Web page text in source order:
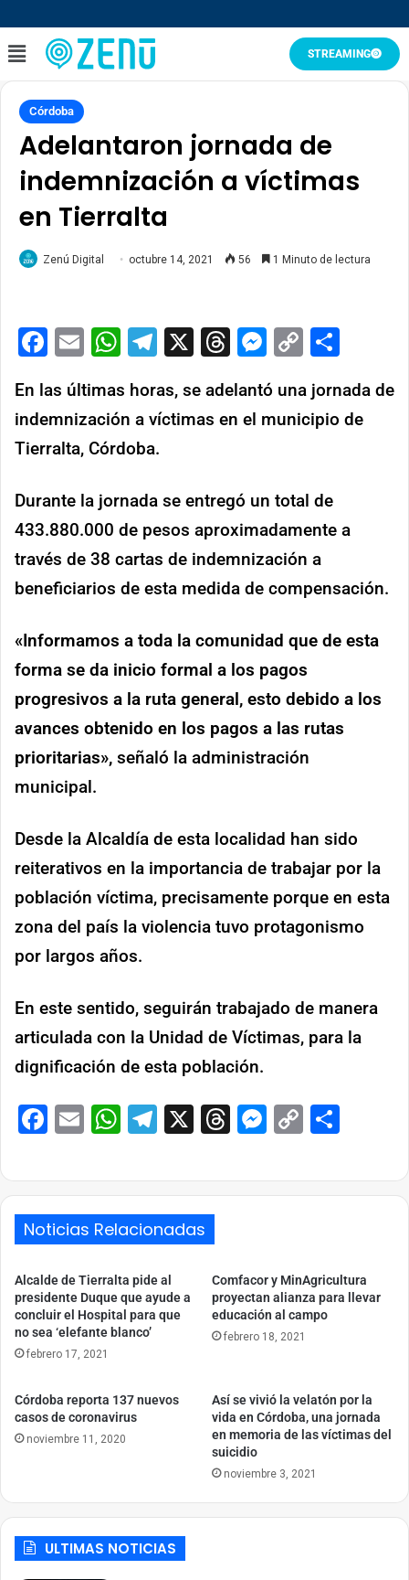
STREAMING
Córdoba
Adelantaron jornada de
indemnización a víctimas
en Tierralta
Zenú Digital octubre 14, 2021 56 1 Minuto de lectura
Facebook
EmailWhatsApp
Telegram
X ThreadsCopy
En las últimas horas, se adelantó una jornada de
indemnización a víctimas en el municipio de
Tierralta, Córdoba.
Durante la jornada se entregó un total de
433.880.000 de pesos aproximadamente a
través de 38 cartas de indemnización a
beneficiarios de esta medida de compensación.
«Informamos a toda la comunidad que de esta
forma se da inicio formal a los pagos
progresivos a la ruta general, esto debido a los
avances obtenido en los pagos a las rutas
prioritarias», señaló la administración
municipal.
Desde la Alcaldía de esta localidad han sido
reiterativos en la importancia de trabajar por la
población víctima, precisamente porque en esta
zona del país la violencia tuvo protagonismo
por largos años.
En este sentido, seguirán trabajado de manera
articulada con la Unidad de Víctimas, para la
dignificación de esta población.
Facebook
EmailWhatsApp
Telegram
X ThreadsCopy
Noticias Relacionadas
Alcalde de Tierralta pide al
presidente Duque que ayude a
concluir el Hospital para que
no sea ‘elefante blanco’
febrero 17, 2021
Comfacor y MinAgricultura
proyectan alianza para llevar
educación al campo
febrero 18, 2021
Córdoba reporta 137 nuevos
casos de coronavirus
noviembre 11, 2020
Así se vivió la velatón por la
vida en Córdoba, una jornada
en memoria de las víctimas del
suicidio
noviembre 3, 2021
ULTIMAS NOTICIAS